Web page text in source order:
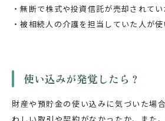
・無断で株式や投資信託が売却されてい
・被相続人の介護を担当していた人が
使い込みが発覚したら？
財産や預貯金の使い込みに気づいた場